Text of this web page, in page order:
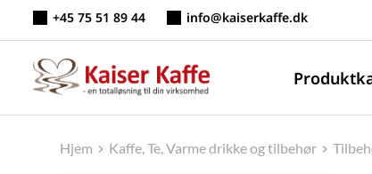
indhold
+45 75 51 89 44 info@kaiserkaffe.dk
Hjem Kaffe, Te, Varme drikke og tilbehør